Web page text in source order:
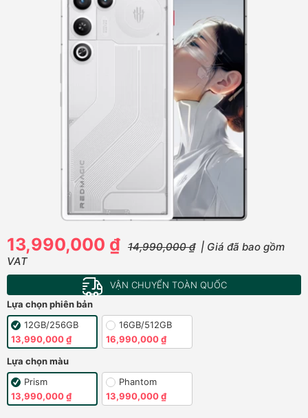
13,990,000 ₫ 14,990,000 ₫ | Giá đã bao gồm
VAT
VẬN CHUYỂN TOÀN QUỐC
Lựa chọn phiên bản
12GB/256GB
13,990,000 ₫
16GB/512GB
16,990,000 ₫
Lựa chọn màu
Prism
13,990,000 ₫
Phantom
13,990,000 ₫